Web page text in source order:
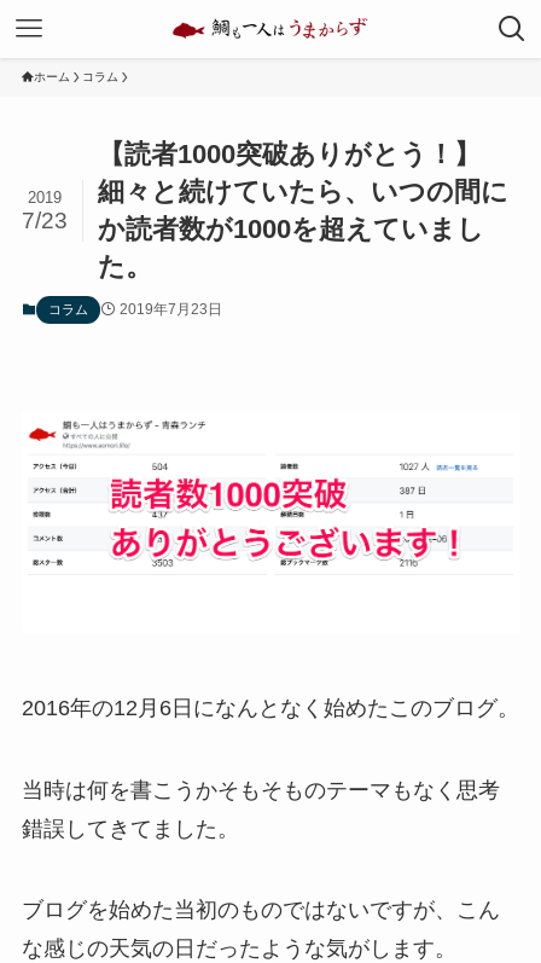
ホーム コラム
【読者1000突破ありがとう！】
細々と続けていたら、いつの間に
か読者数が1000を超えていまし
た。
2019
7/23
コラム 2019年7月23日
2016年の12月6日になんとなく始めたこのブログ。
当時は何を書こうかそもそものテーマもなく思考
錯誤してきてました。
ブログを始めた当初のものではないですが、こん
な感じの天気の日だったような気がします。